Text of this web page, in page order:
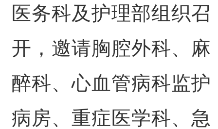
医务科及护理部组织召
开，邀请胸腔外科、麻
醉科、心血管病科监护
病房、重症医学科、急